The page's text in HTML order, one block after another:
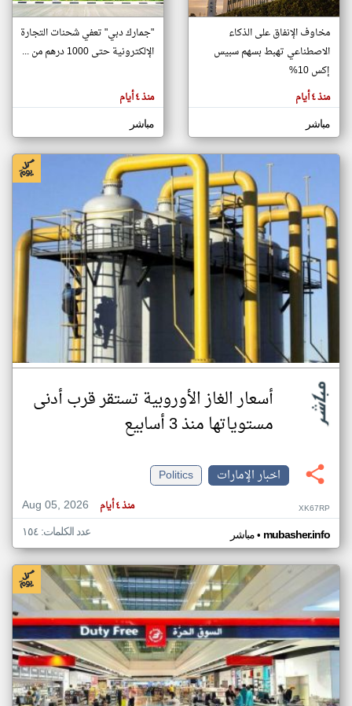
تغيير الدولة
اخبار الإمارات على مدار الساعة
أهم اخبار الإمارات العاجلة والمباشرة
المقالات
الموجوده
هنا عن
وجهة
كاتبيها.
مخاوف الإنفاق على الذكاء
الاصطناعي تهبط بسهم سبيس
إكس 10%
منذ ٤ أيام
مباشر
"جمارك دبي" تعفي شحنات التجارة
الإلكترونية حتى 1000 درهم من ...
منذ ٤ أيام
مباشر
أسعار الغاز الأوروبية تستقر قرب أدنى
مستوياتها منذ 3 أسابيع
اخبار الإمارات
Politics
Aug 05, 2026
منذ ٤ أيام XK67RP
مباشر• mubasher.info عدد الكلمات: ١٥٤
klyoum.com